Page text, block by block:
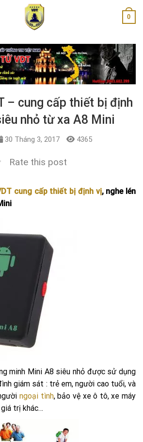
0
– cung cấp thiết bị định
nhỏ từ xa A8 Mini
30 Tháng 3, 2017 4365
Rate this post
cung cấp thiết bị định vị, nghe lén
minh Mini A8 siêu nhỏ được sử dụng
giám sát : trẻ em, người cao tuổi, và
ngoại tình, bảo vệ xe ô tô, xe máy
trị khác…